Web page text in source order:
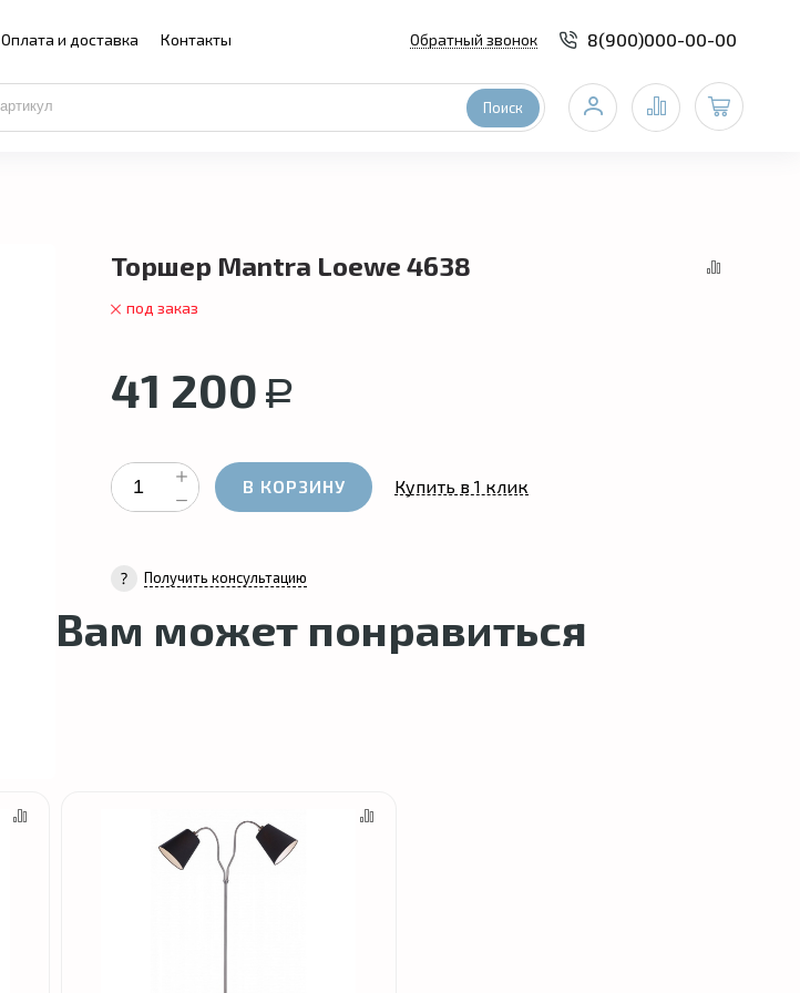
Оплата и доставка Контакты 8(900)000-00-00
Обратный звонок
Торшер Mantra Loewe 4638
под заказ
41 200 Р
В КОРЗИНУ Купить в 1 клик
Получить консультацию
Вам может понравиться